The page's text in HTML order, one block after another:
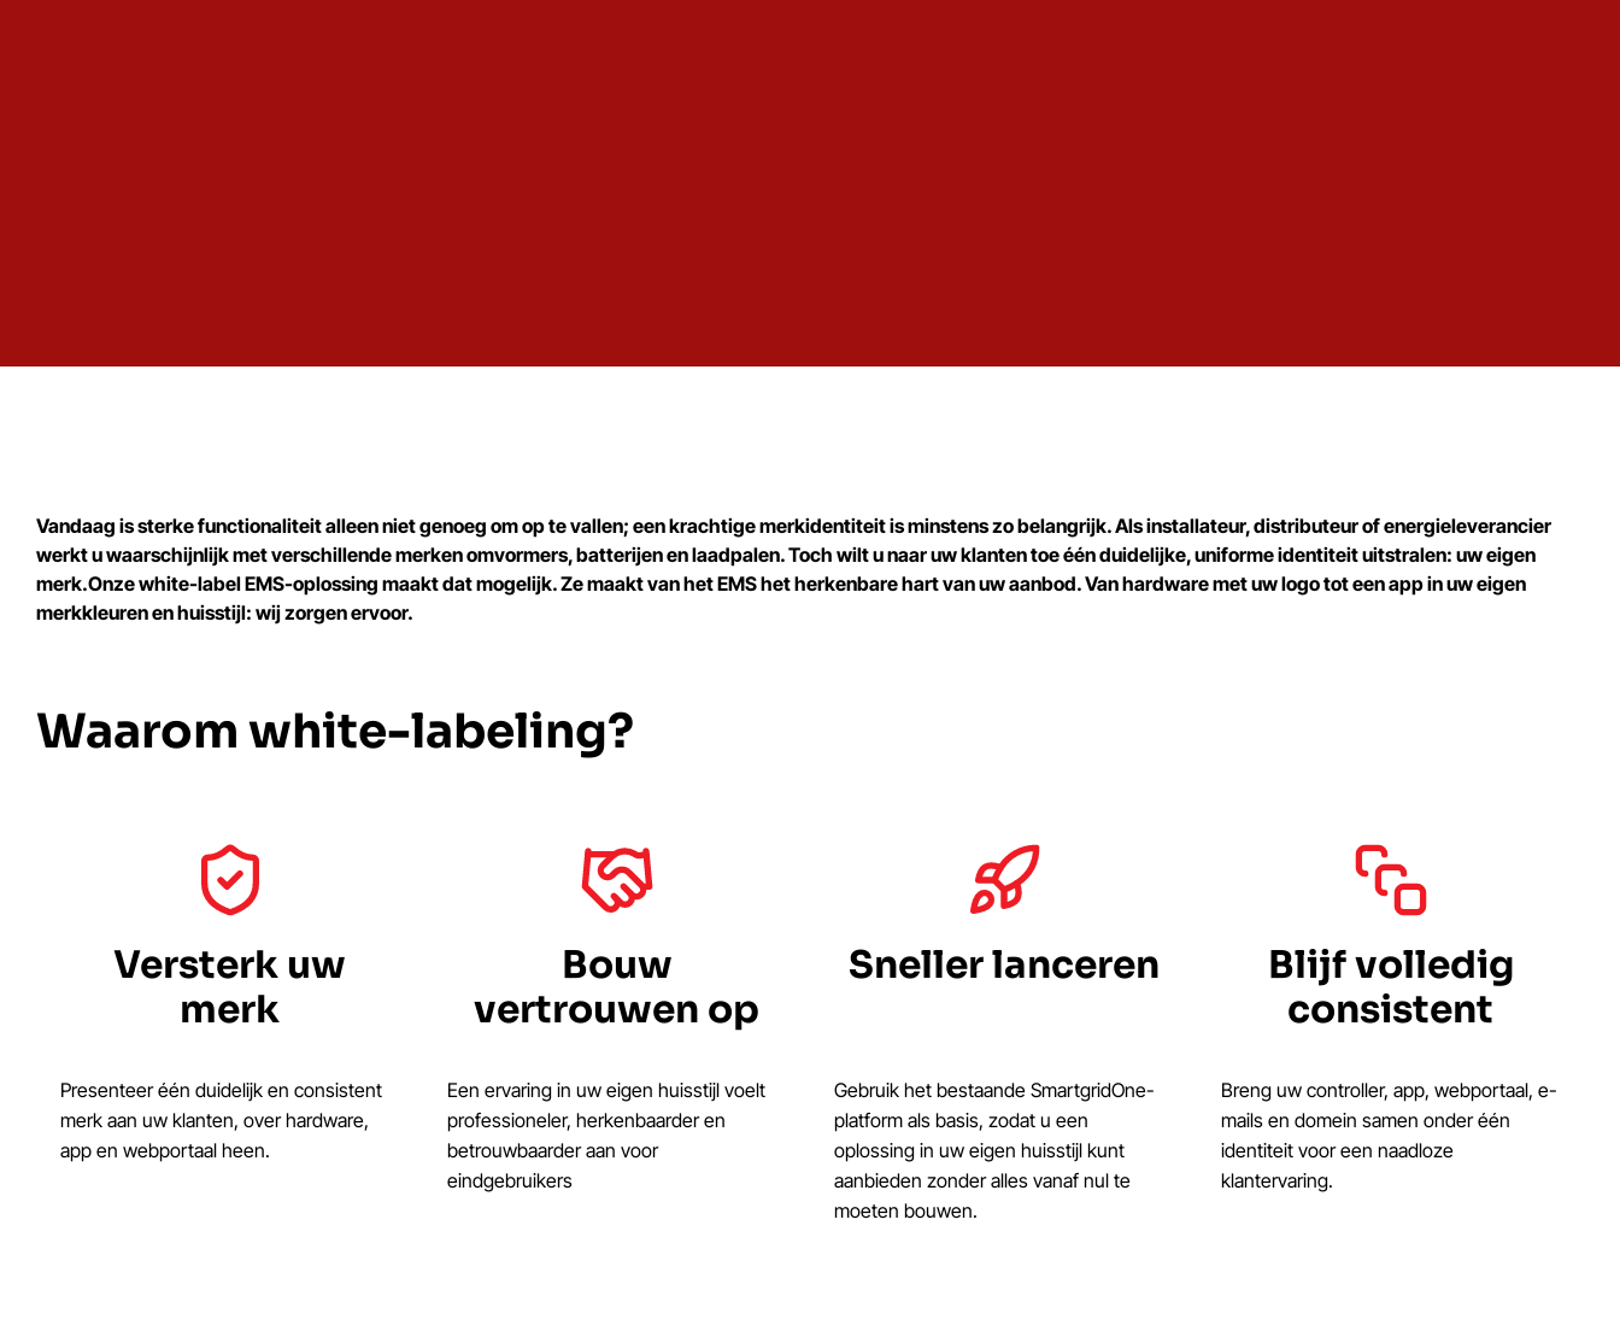
Vandaag is sterke functionaliteit alleen niet genoeg om op te vallen; een krachtige merkidentiteit is minstens zo belangrijk. Als installateur, distributeur of energieleverancier
werkt u waarschijnlijk met verschillende merken omvormers, batterijen en laadpalen. Toch wilt u naar uw klanten toe één duidelijke, uniforme identiteit uitstralen: uw eigen
merk.Onze white-label EMS-oplossing maakt dat mogelijk. Ze maakt van het EMS het herkenbare hart van uw aanbod. Van hardware met uw logo tot een app in uw eigen
merkkleuren en huisstijl: wij zorgen ervoor.
Waarom white-labeling?
Versterk uw
merk
Presenteer één duidelijk en consistent
merk aan uw klanten, over hardware,
app en webportaal heen.
Bouw
vertrouwen op
Een ervaring in uw eigen huisstijl voelt
professioneler, herkenbaarder en
betrouwbaarder aan voor
eindgebruikers
Sneller lanceren
Gebruik het bestaande SmartgridOne-
platform als basis, zodat u een
oplossing in uw eigen huisstijl kunt
aanbieden zonder alles vanaf nul te
moeten bouwen.
Blijf volledig
consistent
Breng uw controller, app, webportaal, e-
mails en domein samen onder één
identiteit voor een naadloze
klantervaring.